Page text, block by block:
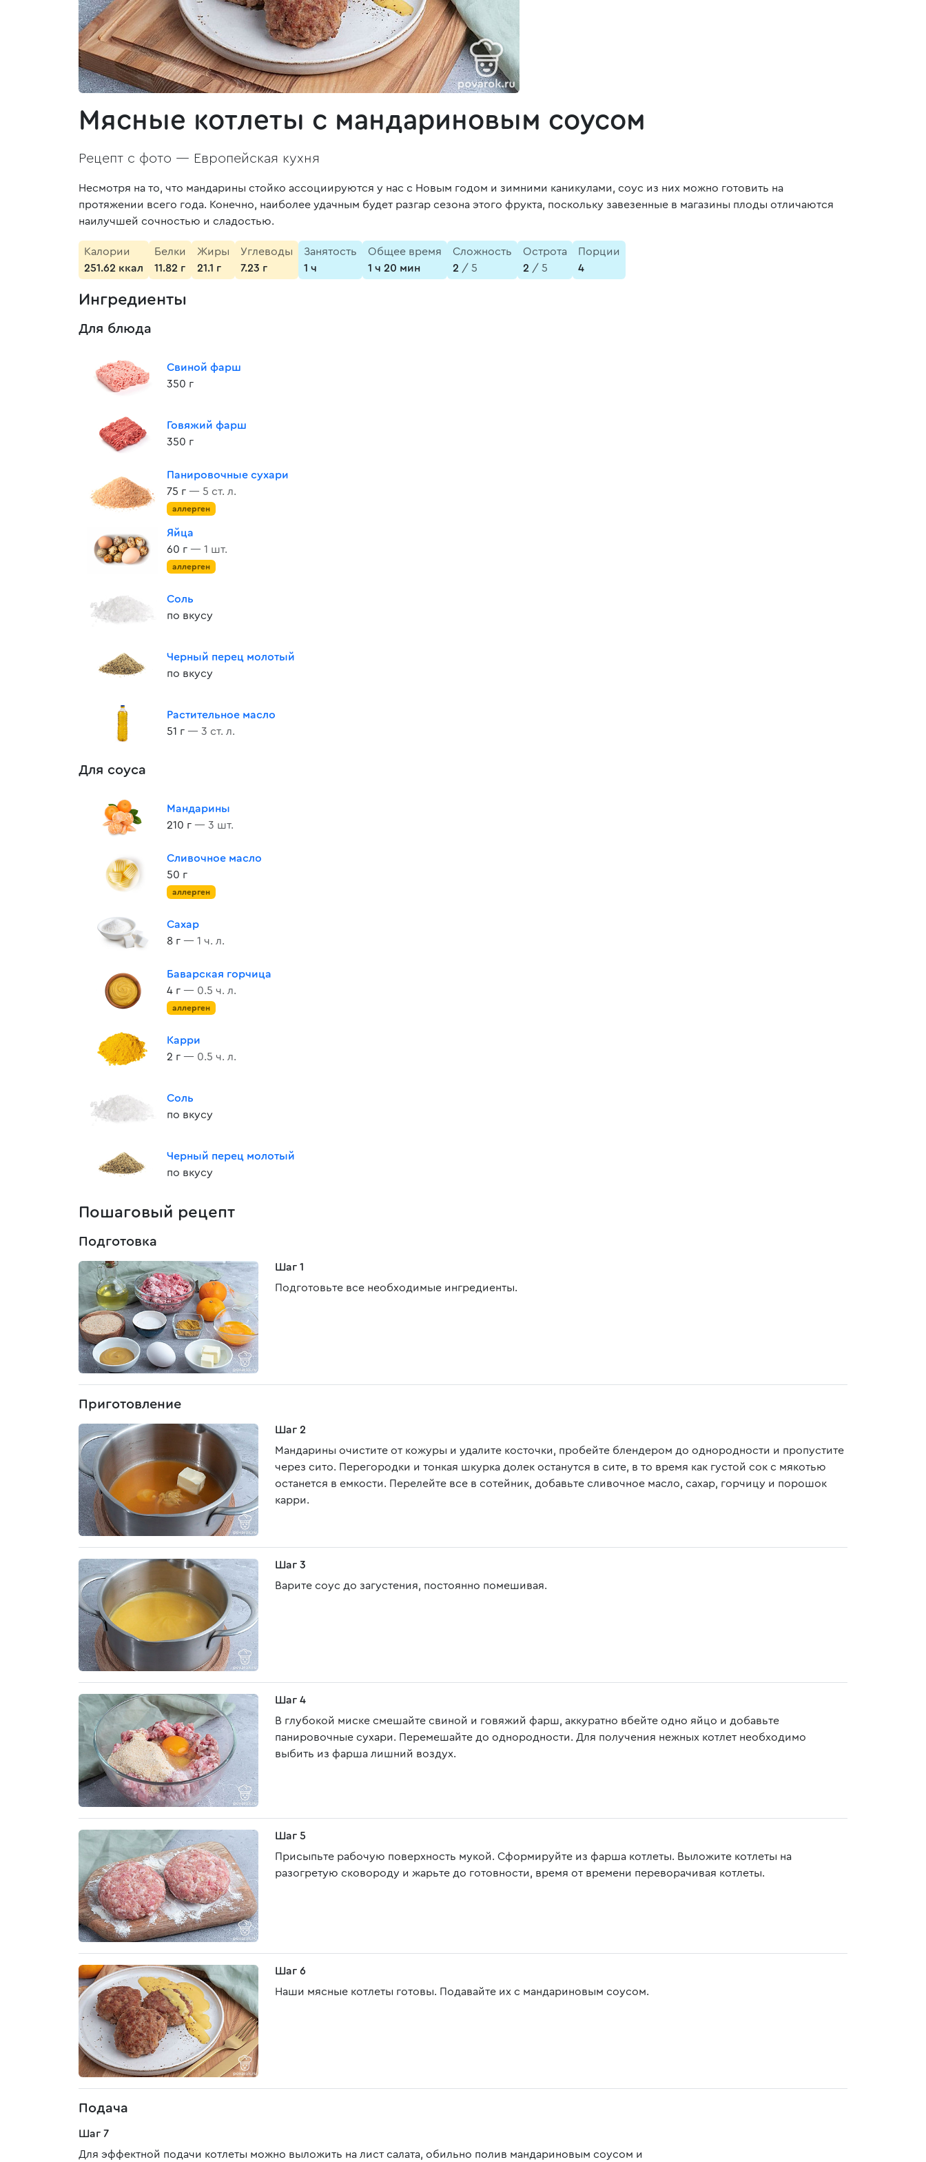
Мясные котлеты с мандариновым соусом
Рецепт с фото — Европейская кухня
Несмотря на то, что мандарины стойко ассоциируются у нас с Новым годом и зимними каникулами, соус из них можно готовить на
протяжении всего года. Конечно, наиболее удачным будет разгар сезона этого фрукта, поскольку завезенные в магазины плоды отличаются
наилучшей сочностью и сладостью.
Калории
251.62 ккал
Белки
11.82 г
Жиры
21.1 г
Углеводы
7.23 г
Занятость
1 ч
Общее время
1 ч 20 мин
Сложность
2 / 5
Острота
2 / 5
Порции
4
Ингредиенты
Для блюда
Свиной фарш
350 г
Говяжий фарш
350 г
Панировочные сухари
75 г — 5 ст. л.
аллерген
Яйца
60 г — 1 шт.
аллерген
Соль
по вкусу
Черный перец молотый
по вкусу
Растительное масло
51 г — 3 ст. л.
Для соуса
Мандарины
210 г — 3 шт.
Сливочное масло
50 г
аллерген
Сахар
8 г — 1 ч. л.
Баварская горчица
4 г — 0.5 ч. л.
аллерген
Карри
2 г — 0.5 ч. л.
Соль
по вкусу
Черный перец молотый
по вкусу
Пошаговый рецепт
Подготовка
Шаг 1
Подготовьте все необходимые ингредиенты.
Приготовление
Шаг 2
Мандарины очистите от кожуры и удалите косточки, пробейте блендером до однородности и пропустите
через сито. Перегородки и тонкая шкурка долек останутся в сите, в то время как густой сок с мякотью
останется в емкости. Перелейте все в сотейник, добавьте сливочное масло, сахар, горчицу и порошок
карри.
Шаг 3
Варите соус до загустения, постоянно помешивая.
Шаг 4
В глубокой миске смешайте свиной и говяжий фарш, аккуратно вбейте одно яйцо и добавьте
панировочные сухари. Перемешайте до однородности. Для получения нежных котлет необходимо
выбить из фарша лишний воздух.
Шаг 5
Присыпьте рабочую поверхность мукой. Сформируйте из фарша котлеты. Выложите котлеты на
разогретую сковороду и жарьте до готовности, время от времени переворачивая котлеты.
Шаг 6
Наши мясные котлеты готовы. Подавайте их с мандариновым соусом.
Подача
Шаг 7
Для эффектной подачи котлеты можно выложить на лист салата, обильно полив мандариновым соусом и